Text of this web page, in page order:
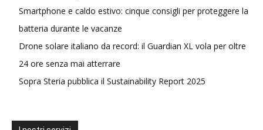
Smartphone e caldo estivo: cinque consigli per proteggere la
batteria durante le vacanze
Drone solare italiano da record: il Guardian XL vola per oltre
24 ore senza mai atterrare
Sopra Steria pubblica il Sustainability Report 2025